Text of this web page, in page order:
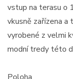
vstup na terasu o
vkusně zařízena a
vyrobené z velmi
modní tredy této